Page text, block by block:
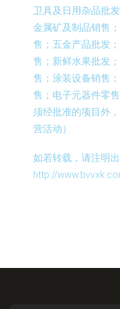
卫具及日用杂品批
金属矿及制品销售
售；五金产品批发
售；新鲜水果批发
售；涂装设备销售
售；电子元器件零
须经批准的项目外
营活动）
如若转载，请注明出
http://